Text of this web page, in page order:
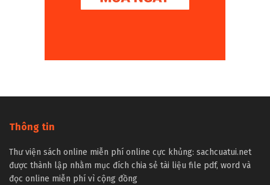
Thông tin
Thư viện sách online miễn phí online cực khủng: sachcuatui.net
được thành lập nhằm mục đích chia sẻ tài liệu file pdf, word và
đọc online miễn phí vì cộng đồng